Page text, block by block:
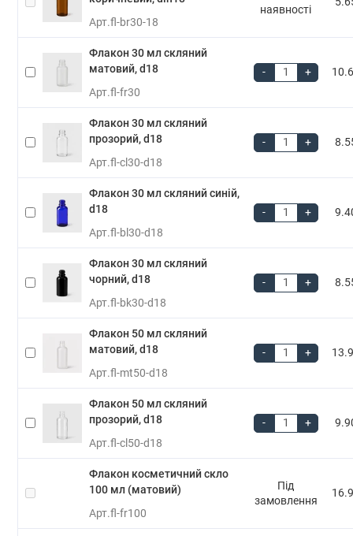
Арт.fl-br30-18
наявності
Флакон 30 мл скляний
матовий, d18
Арт.fl-fr30
- +
Флакон 30 мл скляний
прозорий, d18
Арт.fl-cl30-d18
- +
Флакон 30 мл скляний синій,
d18
Арт.fl-bl30-d18
- +
Флакон 30 мл скляний
чорний, d18
Арт.fl-bk30-d18
- +
Флакон 50 мл скляний
матовий, d18
Арт.fl-mt50-d18
- +
Флакон 50 мл скляний
прозорий, d18
Арт.fl-cl50-d18
- +
Флакон косметичний скло
100 мл (матовий)
Арт.fl-fr100
Під
замовлення